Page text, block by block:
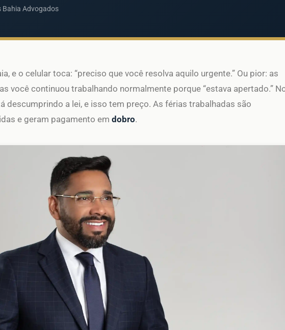
Advogados
e o celular toca: “preciso que você resolva aquilo urgente.” Ou pior: as
você continuou trabalhando normalmente porque “estava apertado.”
descumprindo a lei, e isso tem preço. As férias trabalhadas são
e geram pagamento em dobro.